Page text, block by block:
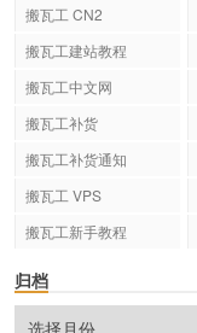
搬瓦工 CN2
搬瓦工建站教程
搬瓦工中文网
搬瓦工补货
搬瓦工补货通知
搬瓦工 VPS
搬瓦工新手教程
归档